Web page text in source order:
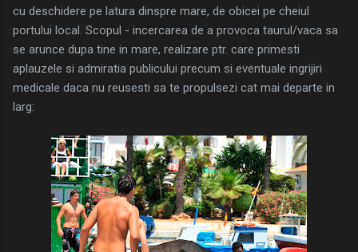
cu deschidere pe latura dinspre mare, de obicei pe cheiul
portului local. Scopul - incercarea de a provoca taurul/vaca sa
se arunce dupa tine in mare, realizare ptr. care primesti
aplauzele si admiratia publicului precum si eventuale ingrijiri
medicale daca nu reusesti sa te propulsezi cat mai departe in
larg: